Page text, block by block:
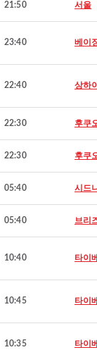
21:50 서울
23:40 베이
22:40 상하
22:30 후쿠
22:30 후쿠
05:40 시드
05:40 브리
10:40 타이
10:45 타이
10:35 타이